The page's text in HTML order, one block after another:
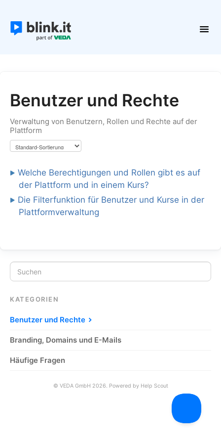
Plattform verwalten
Kontakt
Benutzer und Rechte
Verwaltung von Benutzern, Rollen und Rechte auf der
Plattform
Welche Berechtigungen und Rollen gibt es auf
der Plattform und in einem Kurs?
Die Filterfunktion für Benutzer und Kurse in der
Plattformverwaltung
KATEGORIEN
Benutzer und Rechte
Branding, Domains und E-Mails
Häufige Fragen
© VEDA GmbH 2026. Powered by Help Scout